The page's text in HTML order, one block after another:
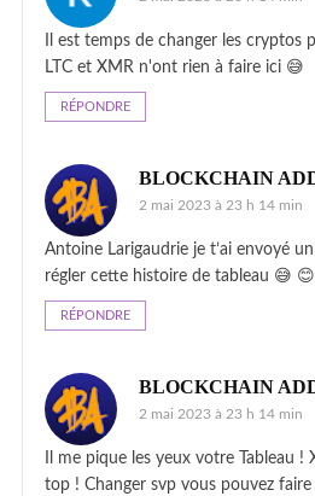
Il est temps de changer les cryptos
LTC et XMR n'ont rien à faire ici 😅
RÉPONDRE
BLOCKCHAIN
2 mai 2023 à 23 h 14 min
Antoine Larigaudrie je t’ai envoyé
régler cette histoire de tableau 😅 😊
RÉPONDRE
BLOCKCHAIN
2 mai 2023 à 23 h 14 min
Il me pique les yeux votre Tableau !
top ! Changer svp vous pouvez